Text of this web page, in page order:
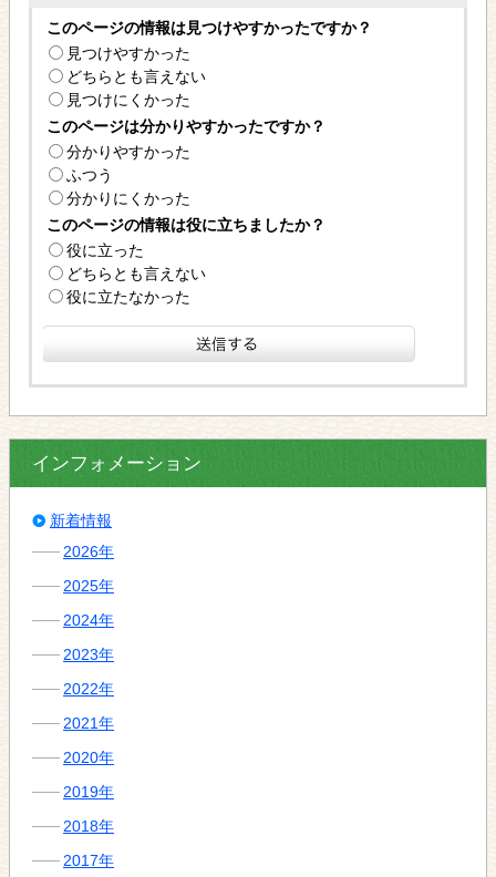
このページの情報は見つけやすかったですか？
見つけやすかった
どちらとも言えない
見つけにくかった
このページは分かりやすかったですか？
分かりやすかった
ふつう
分かりにくかった
このページの情報は役に立ちましたか？
役に立った
どちらとも言えない
役に立たなかった
インフォメーション
新着情報
2026年
2025年
2024年
2023年
2022年
2021年
2020年
2019年
2018年
2017年